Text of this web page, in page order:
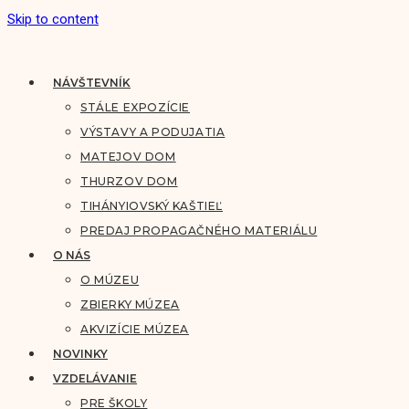
Skip to content
NÁVŠTEVNÍK
STÁLE EXPOZÍCIE
VÝSTAVY A PODUJATIA
MATEJOV DOM
THURZOV DOM
TIHÁNYIOVSKÝ KAŠTIEĽ
PREDAJ PROPAGAČNÉHO MATERIÁLU
O NÁS
O MÚZEU
ZBIERKY MÚZEA
AKVIZÍCIE MÚZEA
NOVINKY
VZDELÁVANIE
PRE ŠKOLY